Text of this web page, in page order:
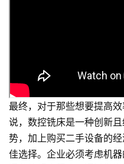
最终，对于那些想要提高
说，数控铣床是一种创新
势，加上购买二手设备的
佳选择。企业必须考虑机